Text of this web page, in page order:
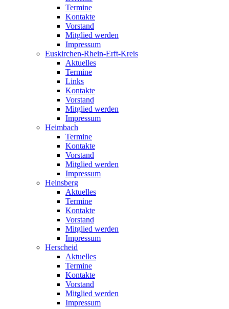
Termine
Kontakte
Vorstand
Mitglied werden
Impressum
Euskirchen-Rhein-Erft-Kreis
Aktuelles
Termine
Links
Kontakte
Vorstand
Mitglied werden
Impressum
Heimbach
Termine
Kontakte
Vorstand
Mitglied werden
Impressum
Heinsberg
Aktuelles
Termine
Kontakte
Vorstand
Mitglied werden
Impressum
Herscheid
Aktuelles
Termine
Kontakte
Vorstand
Mitglied werden
Impressum